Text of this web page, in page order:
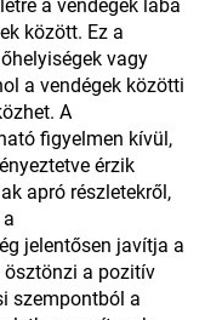
a vendégek lába
között. Ez a
vagy
a vendégek közötti
A
figyelmen kívül,
érzik
apró részletekről,
jelentősen javítja a
ösztönzi a pozitív
szempontból a